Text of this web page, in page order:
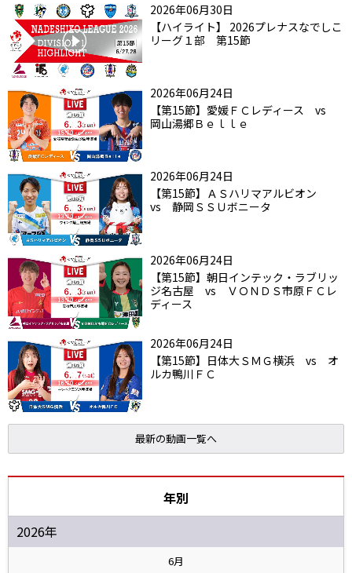
2026年06月30日
【ハイライト】 2026プレナスなでしこ
リーグ１部 第15節
2026年06月24日
【第15節】愛媛ＦＣレディース vs
岡山湯郷Ｂｅｌｌｅ
2026年06月24日
【第15節】ＡＳハリマアルビオン
vs 静岡ＳＳＵボニータ
2026年06月24日
【第15節】朝日インテック・ラブリッ
ジ名古屋 vs ＶＯＮＤＳ市原ＦＣレ
ディース
2026年06月24日
【第15節】日体大ＳＭＧ横浜 vs オ
ルカ鴨川ＦＣ
最新の動画一覧へ
年別
2026年
6月